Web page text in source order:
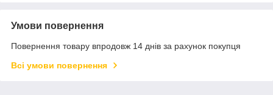
Умови повернення
Повернення товару впродовж 14 днів за рахунок покупця
Всі умови повернення